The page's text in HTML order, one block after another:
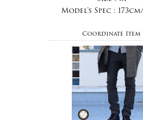
Model's Spec :
Coordinate Item